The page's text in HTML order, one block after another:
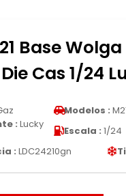
Base
Cas 1/24
Modelos :
: Lucky
Escala : 1/24
: LDC24210gn